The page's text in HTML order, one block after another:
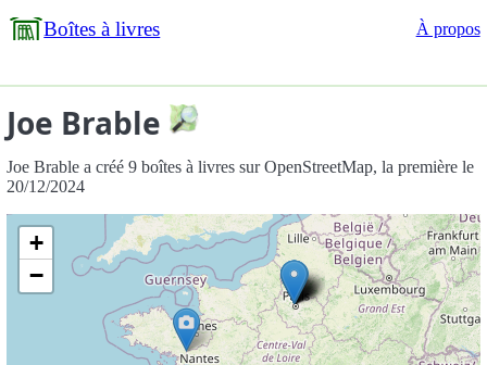
Boîtes à livres À propos
Joe Brable
Joe Brable a créé 9 boîtes à livres sur OpenStreetMap, la première le
20/12/2024
+
−